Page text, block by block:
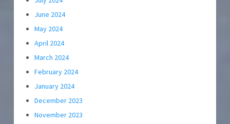
June 2024
May 2024
April 2024
March 2024
February 2024
January 2024
December 2023
November 2023